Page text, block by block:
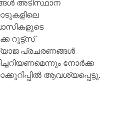
അടിസ്ഥാന
റൂട്ട്സ്
പ്രചരണങ്ങൾ
നോർക്ക
ആവശ്യപ്പെട്ടു.